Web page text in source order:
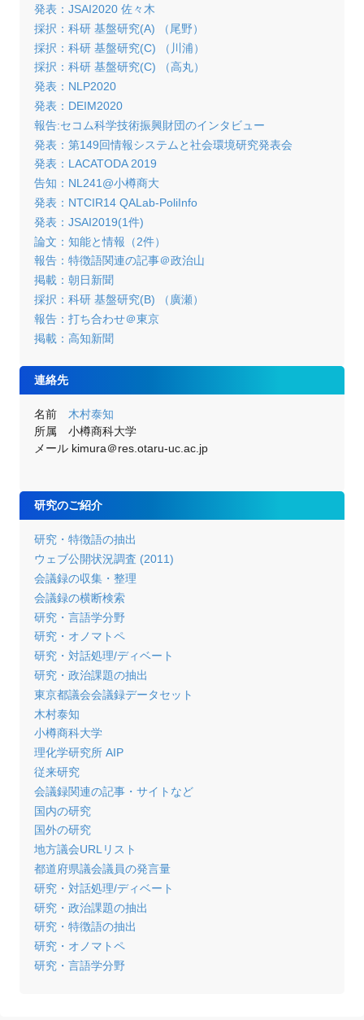
発表：JSAI2020 佐々木
採択：科研 基盤研究(A) （尾野）
採択：科研 基盤研究(C) （川浦）
採択：科研 基盤研究(C) （高丸）
発表：NLP2020
発表：DEIM2020
報告:セコム科学技術振興財団のインタビュー
発表：第149回情報システムと社会環境研究発表会
発表：LACATODA 2019
告知：NL241@小樽商大
発表：NTCIR14 QALab-PoliInfo
発表：JSAI2019(1件)
論文：知能と情報（2件）
報告：特徴語関連の記事＠政治山
掲載：朝日新聞
採択：科研 基盤研究(B) （廣瀬）
報告：打ち合わせ＠東京
掲載：高知新聞
連絡先
名前 木村泰知
所属 小樽商科大学
メール kimura＠res.otaru-uc.ac.jp
研究のご紹介
研究・特徴語の抽出
ウェブ公開状況調査 (2011)
会議録の収集・整理
会議録の横断検索
研究・言語学分野
研究・オノマトペ
研究・対話処理/ディベート
研究・政治課題の抽出
東京都議会会議録データセット
木村泰知
小樽商科大学
理化学研究所 AIP
従来研究
会議録関連の記事・サイトなど
国内の研究
国外の研究
地方議会URLリスト
都道府県議会議員の発言量
研究・対話処理/ディベート
研究・政治課題の抽出
研究・特徴語の抽出
研究・オノマトペ
研究・言語学分野